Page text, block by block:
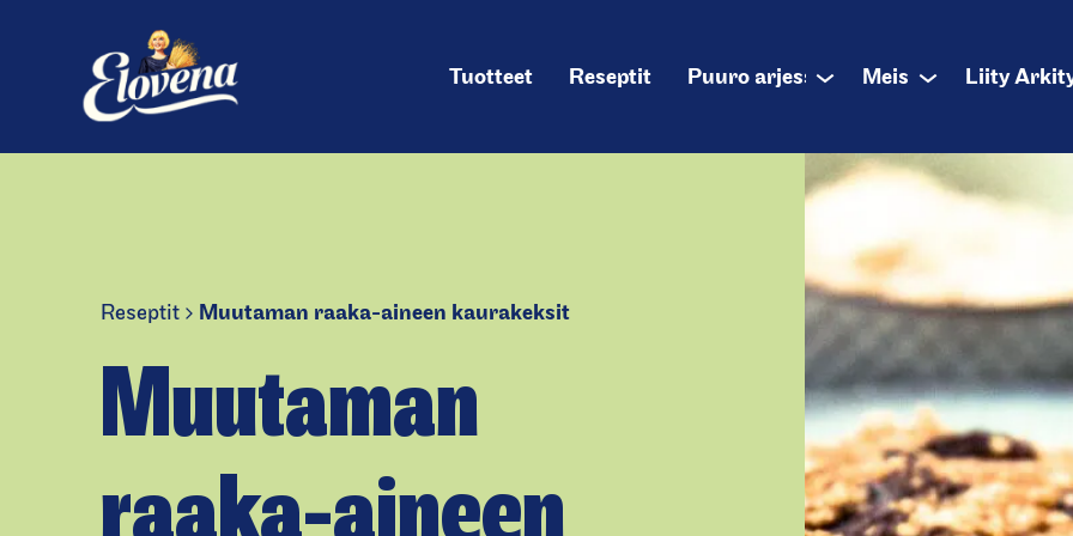
Tuotteet Reseptit Puuro arjessaSub MeistäSub Liity
Reseptit Muutaman raaka-aineen kaurakeksit
Muutaman
raaka-aineen